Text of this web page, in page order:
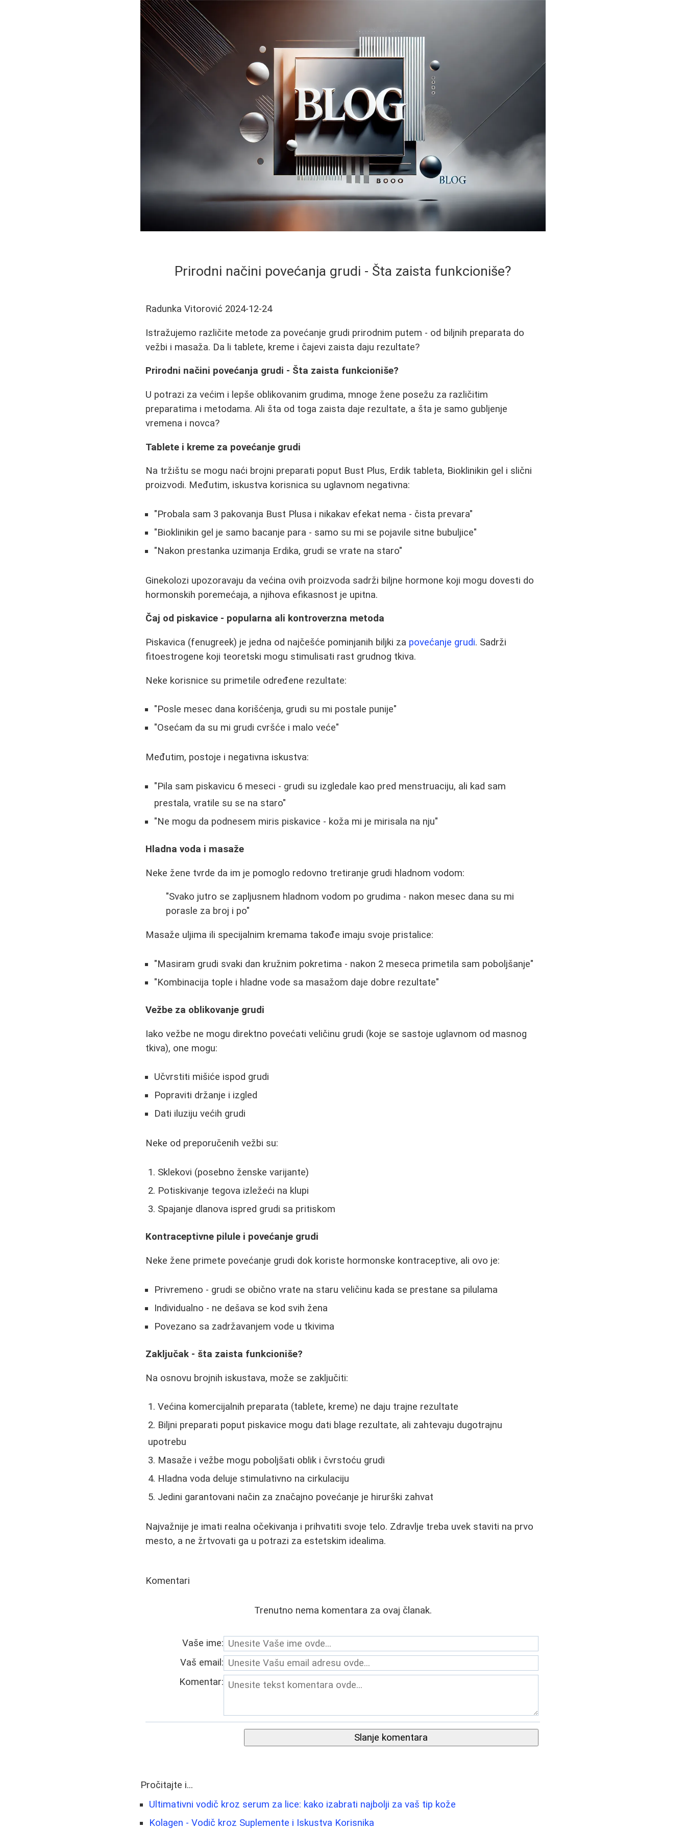
Prirodni načini povećanja grudi - Šta zaista funkcioniše?
Radunka Vitorović 2024-12-24
Istražujemo različite metode za povećanje grudi prirodnim putem - od biljnih preparata do
vežbi i masaža. Da li tablete, kreme i čajevi zaista daju rezultate?
Prirodni načini povećanja grudi - Šta zaista funkcioniše?
U potrazi za većim i lepše oblikovanim grudima, mnoge žene posežu za različitim
preparatima i metodama. Ali šta od toga zaista daje rezultate, a šta je samo gubljenje
vremena i novca?
Tablete i kreme za povećanje grudi
Na tržištu se mogu naći brojni preparati poput Bust Plus, Erdik tableta, Bioklinikin gel i slični
proizvodi. Međutim, iskustva korisnica su uglavnom negativna:
"Probala sam 3 pakovanja Bust Plusa i nikakav efekat nema - čista prevara"
"Bioklinikin gel je samo bacanje para - samo su mi se pojavile sitne bubuljice"
"Nakon prestanka uzimanja Erdika, grudi se vrate na staro"
Ginekolozi upozoravaju da većina ovih proizvoda sadrži biljne hormone koji mogu dovesti do
hormonskih poremećaja, a njihova efikasnost je upitna.
Čaj od piskavice - popularna ali kontroverzna metoda
Piskavica (fenugreek) je jedna od najčešće pominjanih biljki za povećanje grudi. Sadrži
fitoestrogene koji teoretski mogu stimulisati rast grudnog tkiva.
Neke korisnice su primetile određene rezultate:
"Posle mesec dana korišćenja, grudi su mi postale punije"
"Osećam da su mi grudi cvršće i malo veće"
Međutim, postoje i negativna iskustva:
"Pila sam piskavicu 6 meseci - grudi su izgledale kao pred menstruaciju, ali kad sam
prestala, vratile su se na staro"
"Ne mogu da podnesem miris piskavice - koža mi je mirisala na nju"
Hladna voda i masaže
Neke žene tvrde da im je pomoglo redovno tretiranje grudi hladnom vodom:
"Svako jutro se zapljusnem hladnom vodom po grudima - nakon mesec dana su mi
porasle za broj i po"
Masaže uljima ili specijalnim kremama takođe imaju svoje pristalice:
"Masiram grudi svaki dan kružnim pokretima - nakon 2 meseca primetila sam poboljšanje"
"Kombinacija tople i hladne vode sa masažom daje dobre rezultate"
Vežbe za oblikovanje grudi
Iako vežbe ne mogu direktno povećati veličinu grudi (koje se sastoje uglavnom od masnog
tkiva), one mogu:
Učvrstiti mišiće ispod grudi
Popraviti držanje i izgled
Dati iluziju većih grudi
Neke od preporučenih vežbi su:
Sklekovi (posebno ženske varijante)
Potiskivanje tegova izležeći na klupi
Spajanje dlanova ispred grudi sa pritiskom
Kontraceptivne pilule i povećanje grudi
Neke žene primete povećanje grudi dok koriste hormonske kontraceptive, ali ovo je:
Privremeno - grudi se obično vrate na staru veličinu kada se prestane sa pilulama
Individualno - ne dešava se kod svih žena
Povezano sa zadržavanjem vode u tkivima
Zaključak - šta zaista funkcioniše?
Na osnovu brojnih iskustava, može se zaključiti:
Većina komercijalnih preparata (tablete, kreme) ne daju trajne rezultate
Biljni preparati poput piskavice mogu dati blage rezultate, ali zahtevaju dugotrajnu
upotrebu
Masaže i vežbe mogu poboljšati oblik i čvrstoću grudi
Hladna voda deluje stimulativno na cirkulaciju
Jedini garantovani način za značajno povećanje je hirurški zahvat
Najvažnije je imati realna očekivanja i prihvatiti svoje telo. Zdravlje treba uvek staviti na prvo
mesto, a ne žrtvovati ga u potrazi za estetskim idealima.
Komentari
Trenutno nema komentara za ovaj članak.
Vaše ime:
Vaš email:
Komentar:
Slanje komentara
Pročitajte i...
Ultimativni vodič kroz serum za lice: kako izabrati najbolji za vaš tip kože
Kolagen - Vodič kroz Suplemente i Iskustva Korisnika